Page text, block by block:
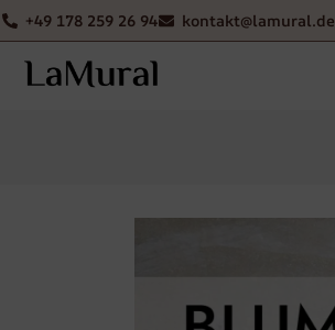
+49 178 259 26 94 kontakt@lamural.de